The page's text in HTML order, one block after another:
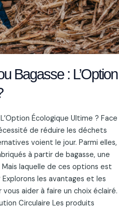
Bagasse : L’Option
Écologique Ultime ? Face
de réduire les déchets
voient le jour. Parmi elles,
à partir de bagasse, une
laquelle de ces options est
les avantages et les
aider à faire un choix éclairé.
Circulaire Les produits